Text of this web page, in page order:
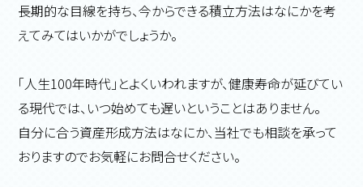
長期的な目線を持ち、今からできる積立方法はなにかを考
えてみてはいかがでしょうか。
「人生100年時代」とよくいわれますが、健康寿命が延びてい
る現代では、いつ始めても遅いということはありません。
自分に合う資産形成方法はなにか、当社でも相談を承って
おりますのでお気軽にお問合せください。